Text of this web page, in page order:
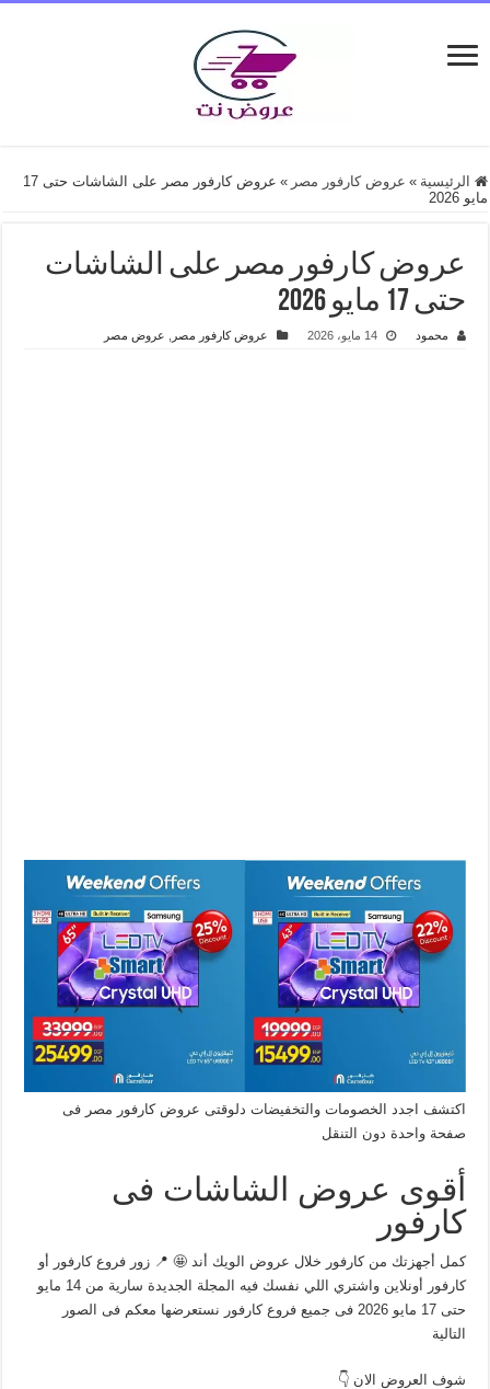
الرئيسية » عروض كارفور مصر »
عروض كارفور مصر على الشاشات حتى 17
مايو 2026
عروض كارفور مصر على الشاشات
حتى 17 مايو 2026
محمود 14 مايو، 2026 عروض كارفور مصر عروض مصر
اكتشف اجدد الخصومات والتخفيضات دلوقتى عروض كارفور مصر فى
صفحة واحدة دون التنقل
أقوى عروض الشاشات فى
كارفور
كمل أجهزتك من كارفور خلال عروض الويك أند 🤩 📍 زور فروع كارفور أو
كارفور أونلاين واشتري اللي نفسك فيه المجلة الجديدة سارية من 14 مايو
حتى 17 مايو 2026 فى جميع فروع كارفور نستعرضها معكم فى الصور
التالية
شوف العروض الان 👇